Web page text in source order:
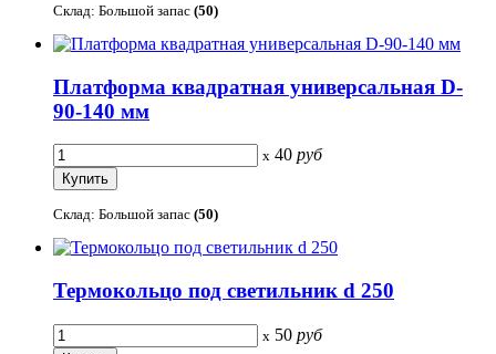
Склад: Большой запас (50)
Платформа квадратная универсальная D-
90-140 мм
x 40 руб
Склад: Большой запас (50)
Термокольцо под светильник d 250
x 50 руб